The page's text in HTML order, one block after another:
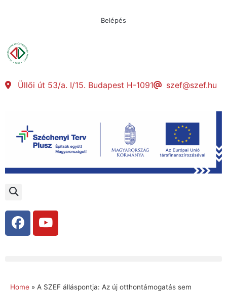
Belépés
Üllői út 53/a. I/15. Budapest H-1091 szef@szef.hu
Home » A SZEF álláspontja: Az új otthontámogatás sem